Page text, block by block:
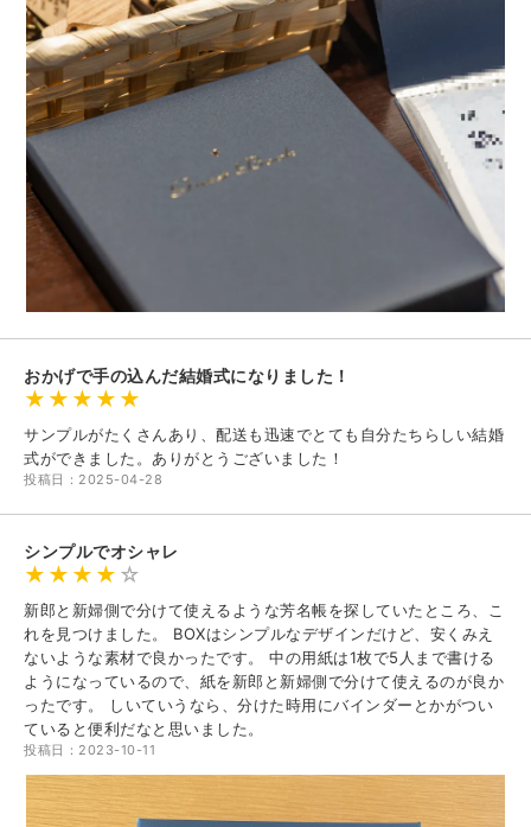
おかげで手の込んだ結婚式になりました！
サンプルがたくさんあり、配送も迅速でとても自分たちらしい結婚
式ができました。ありがとうございました！
投稿日：2025-04-28
シンプルでオシャレ
新郎と新婦側で分けて使えるような芳名帳を探していたところ、こ
れを見つけました。 BOXはシンプルなデザインだけど、安くみえ
ないような素材で良かったです。 中の用紙は1枚で5人まで書ける
ようになっているので、紙を新郎と新婦側で分けて使えるのが良か
ったです。 しいていうなら、分けた時用にバインダーとかがつい
ていると便利だなと思いました。
投稿日：2023-10-11